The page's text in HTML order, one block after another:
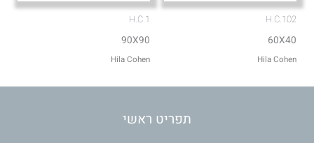
H.C.102
60X40
Hila Cohen
H.C.1
90X90
Hila Cohen
תפריט ראשי